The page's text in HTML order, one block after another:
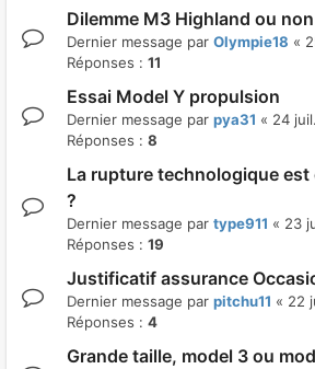
Dilemme M3 Highland ou non
Dernier message par Olympie18 «
Réponses : 11
Essai Model Y propulsion
Dernier message par pya31 « 24
Réponses : 8
La rupture technologique
?
Dernier message par type911 « 23
Réponses : 19
Justificatif assurance
Dernier message par pitchu11 « 22
Réponses : 4
Grande taille, model 3 ou